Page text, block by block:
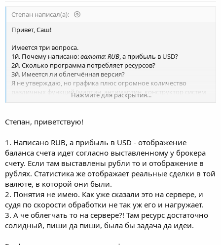
Степaн написал(а):
Привет, Саш!
Имеется три вопроса.
1й. Почему написано:валюта: RUB, а прибыль в USD?
2й. Сколько программа потребляет ресурсов?
3й. Имеется ли облегчённая версия?
Я не утверждаю, но графика плюс огромное количество
различных функций (мартин, антимартин, конструктор систем,
новостной фильтр и т.д.) могут быть весьма и весьма
Вот, например, у меня бот
информация в логах.
Дёшево и сердито, как говорится. Хотя и с целой кучей
настроек.
Но зато его можно поставить на самый дохлый ВПС...
Посмотреть вложение 2601
Нажмите для раскрытия...
Степан, приветствую!
1. Написано RUB, а прибыль в USD - отображение
баланса счета идет согласно выставленному у брокера
счету. Если там выставлены рубли то и отображение в
рублях. Статистика же отображает реальные сделки в той
валюте, в которой они были.
2. Понятия не имею. Как уже сказали это на сервере, и
судя по скорости обработки не так уж его и нагружает.
3. А че облегчать то на сервере?! Там ресурс достаточно
солидный, пиши да пиши, была бы задача да идеи.